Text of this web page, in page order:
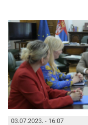
03.07.2023. - 16:07